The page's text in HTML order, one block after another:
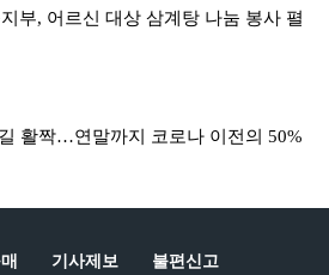
부, 어르신 대상 삼계탕 나눔 봉사 펼
활짝…연말까지 코로나 이전의 50%
기사제보 불편신고